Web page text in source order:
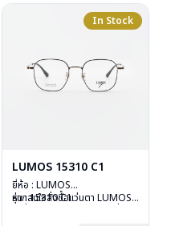
In Stock
LUMOS 15310 C1
ยี่ห้อ : LUMOS
รุ่น : 15310 C1
หากสนใจสั่งชื้อแว่นตา LUMOS